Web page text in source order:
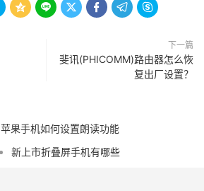
     
下一篇
斐讯(PHICOMM)路由器怎么恢
复出厂设置？
苹果手机如何设置朗读功能
新上市折叠屏手机有哪些